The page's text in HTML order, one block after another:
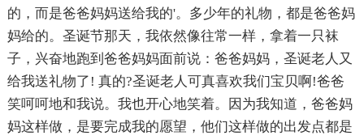
的，而是爸爸妈妈送给我的'。多少年的礼物，都是爸爸妈
妈给的。圣诞节那天，我依然像往常一样，拿着一只袜
子，兴奋地跑到爸爸妈妈面前说：爸爸妈妈，圣诞老人又
给我送礼物了! 真的?圣诞老人可真喜欢我们宝贝啊!爸爸
笑呵呵地和我说。我也开心地笑着。因为我知道，爸爸妈
妈这样做，是要完成我的愿望，他们这样做的出发点都是